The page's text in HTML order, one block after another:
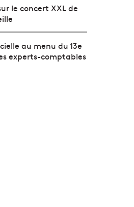
le concert XXL de
au menu du 13e
experts-comptables